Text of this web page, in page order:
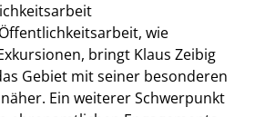
wie
bringt Klaus Zeibig
Gebiet mit seiner besonderen
Ein weiterer Schwerpunkt